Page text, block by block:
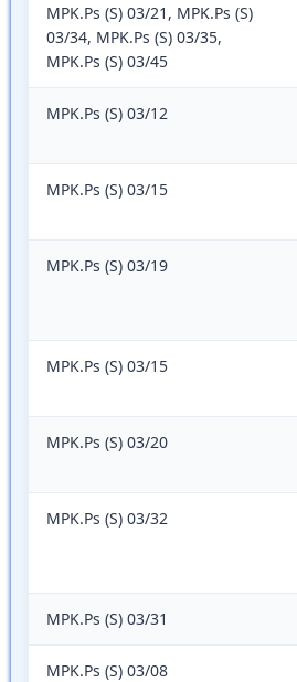
MPK.Ps (S) 03/21, MPK.Ps (S)
03/34, MPK.Ps (S) 03/35,
MPK.Ps (S) 03/45
MPK.Ps (S) 03/12
MPK.Ps (S) 03/15
MPK.Ps (S) 03/19
MPK.Ps (S) 03/15
MPK.Ps (S) 03/20
MPK.Ps (S) 03/32
MPK.Ps (S) 03/31
MPK.Ps (S) 03/08